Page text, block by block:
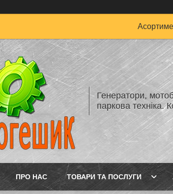
Генератори,
паркова техніка.
ПРО НАС ТОВАРИ ТА ПОСЛУГИ